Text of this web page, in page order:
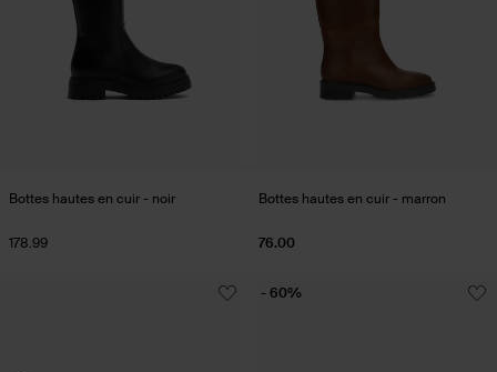
Bottes hautes en cuir - noir
178.99
Bottes hautes en cuir - marron
76.00
- 60%